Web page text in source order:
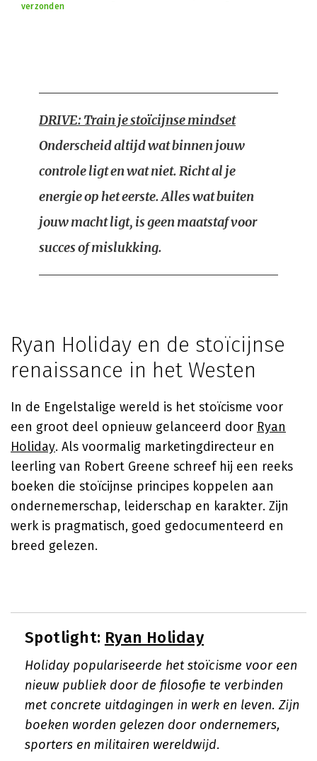
verzonden
DRIVE: Train je stoïcijnse mindset
Onderscheid altijd wat binnen jouw
controle ligt en wat niet. Richt al je
energie op het eerste. Alles wat buiten
jouw macht ligt, is geen maatstaf voor
succes of mislukking.
Ryan Holiday en de stoïcijnse
renaissance in het Westen
In de Engelstalige wereld is het stoïcisme voor
een groot deel opnieuw gelanceerd door Ryan
Holiday. Als voormalig marketingdirecteur en
leerling van Robert Greene schreef hij een reeks
boeken die stoïcijnse principes koppelen aan
ondernemerschap, leiderschap en karakter. Zijn
werk is pragmatisch, goed gedocumenteerd en
breed gelezen.
Spotlight: Ryan Holiday
Holiday populariseerde het stoïcisme voor een
nieuw publiek door de filosofie te verbinden
met concrete uitdagingen in werk en leven. Zijn
boeken worden gelezen door ondernemers,
sporters en militairen wereldwijd.